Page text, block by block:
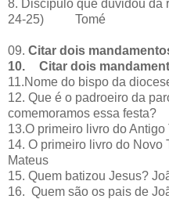
8. Discípulo que duvidou da
24-25) Tomé
09. Citar dois
10.
Citar dois
11.Nome do bispo da
12. Que é o padroeiro da
comemoramos essa festa?
13.O primeiro livro do
14. O primeiro livro do Novo
Mateus
15. Quem batizou Jesus?
16. Quem são os pais de